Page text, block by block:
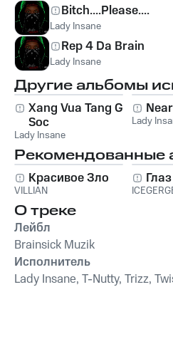
Bitch....Please....
Lady Insane
Rep 4 Da Brain
Lady Insane
Другие альбомы
Xang Vua Tang Gia
Soc
Lady Insane
Lady
Рекомендованные
Красивое Зло
VILLIAN
О треке
Лейбл
Brainsick Muzik
Исполнитель
Lady Insane, T-Nutty, Trizz,